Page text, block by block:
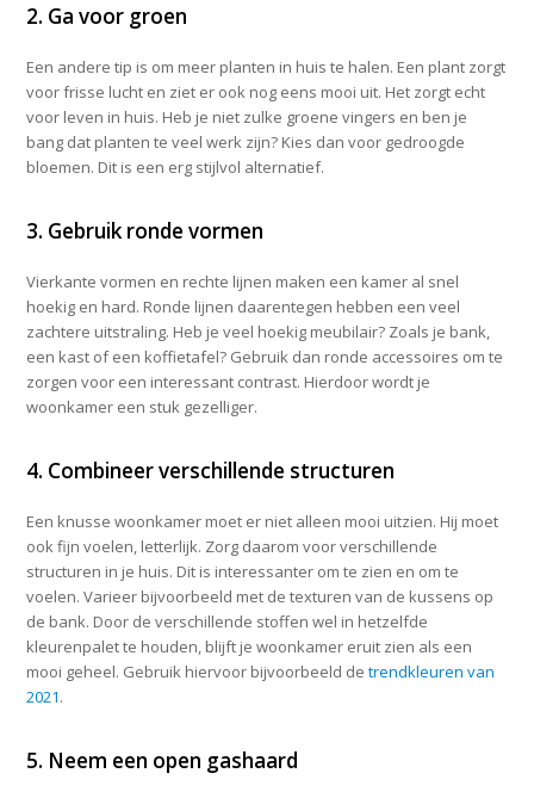
2. Ga voor groen
Een andere tip is om meer planten in huis te halen. Een plant zorgt
voor frisse lucht en ziet er ook nog eens mooi uit. Het zorgt echt
voor leven in huis. Heb je niet zulke groene vingers en ben je
bang dat planten te veel werk zijn? Kies dan voor gedroogde
bloemen. Dit is een erg stijlvol alternatief.
3. Gebruik ronde vormen
Vierkante vormen en rechte lijnen maken een kamer al snel
hoekig en hard. Ronde lijnen daarentegen hebben een veel
zachtere uitstraling. Heb je veel hoekig meubilair? Zoals je bank,
een kast of een koffietafel? Gebruik dan ronde accessoires om te
zorgen voor een interessant contrast. Hierdoor wordt je
woonkamer een stuk gezelliger.
4. Combineer verschillende structuren
Een knusse woonkamer moet er niet alleen mooi uitzien. Hij moet
ook fijn voelen, letterlijk. Zorg daarom voor verschillende
structuren in je huis. Dit is interessanter om te zien en om te
voelen. Varieer bijvoorbeeld met de texturen van de kussens op
de bank. Door de verschillende stoffen wel in hetzelfde
kleurenpalet te houden, blijft je woonkamer eruit zien als een
mooi geheel. Gebruik hiervoor bijvoorbeeld detrendkleuren van
2021.
5. Neem een open gashaard